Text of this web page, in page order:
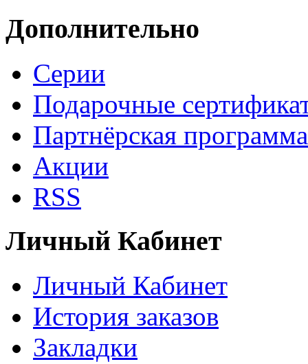
Дополнительно
Серии
Подарочные
Партнёрская программа
Акции
RSS
Личный Кабинет
Личный Кабинет
История заказов
Закладки